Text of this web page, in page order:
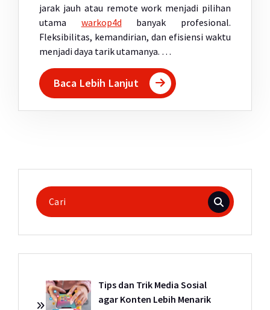
jarak jauh atau remote work menjadi pilihan
utama warkop4d banyak profesional.
Fleksibilitas, kemandirian, dan efisiensi waktu
menjadi daya tarik utamanya. …
Baca Lebih Lanjut
Pencarian
untuk:
Tips dan Trik Media Sosial
agar Konten Lebih Menarik